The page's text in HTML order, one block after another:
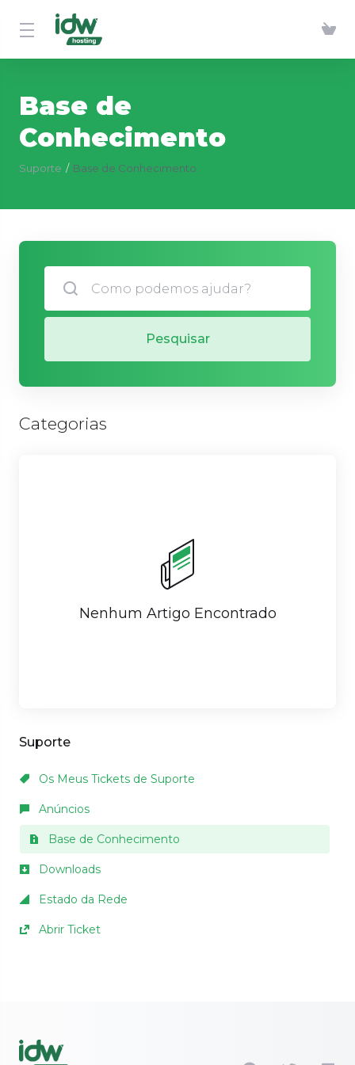
Base de
Conhecimento
Suporte Base de Conhecimento
Suporte
Os Meus Tickets de Suporte
Anúncios
Base de Conhecimento
Downloads
Estado da Rede
Abrir Ticket
Pesquisar
Categorias
Nenhum Artigo Encontrado